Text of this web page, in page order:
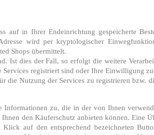
auf in Ihrer Endeinrichtung gespeicherte
wird per kryptologischer
Shops übermittelt.
Ist dies der Fall, so erfolgt die weitere
Services registriert sind oder Ihre Einwilligung
die Nutzung der Services zu registrieren bzw.
zu, die in der von Ihnen
den Käuferschutz anbieten können. Eine
auf den entsprechend bezeichneten